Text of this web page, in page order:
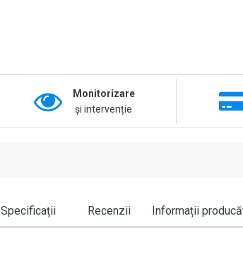
Monitorizare
și intervenție
Specificații Recenzii Informații